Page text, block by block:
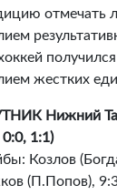
отмечать
жестких
Нижний
0:0, 1:1)
Козлов
(П.Попов),